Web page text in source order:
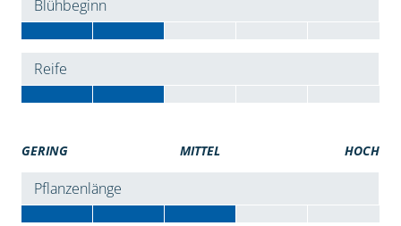
Blühbeginn
Reife
GERING MITTEL HOCH
Pflanzenlänge